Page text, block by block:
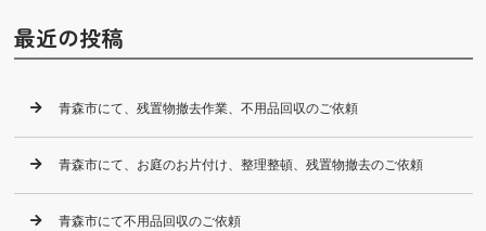
最近の投稿
青森市にて、残置物撤去作業、不用品回収のご依頼
青森市にて、お庭のお片付け、整理整頓、残置物撤去のご依頼
青森市にて不用品回収のご依頼